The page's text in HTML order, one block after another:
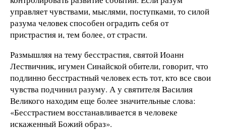
управляет чувствами, мыслями, поступками, то силой
разума человек способен оградить себя от
пристрастия и, тем более, от страсти.
Размышляя на тему бесстрастия, святой Иоанн
Лествичник, игумен Синайской обители, говорит, что
подлинно бесстрастный человек есть тот, кто все свои
чувства подчинил разуму. А у святителя Василия
Великого находим еще более значительные слова:
«Бесстрастием восстанавливается в человеке
искаженный Божий образ».